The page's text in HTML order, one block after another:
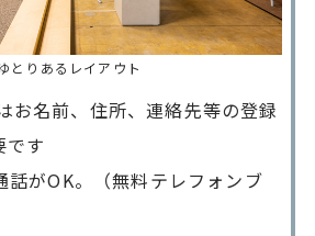
ゆとりあるレイアウト
お名前、住所、連絡先等の登録
です
がOK。（無料テレフォンブ